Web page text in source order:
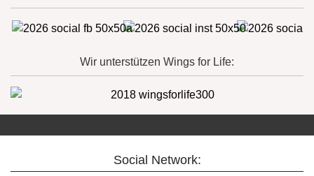
Wir unterstützen Wings for Life:
Social Network: